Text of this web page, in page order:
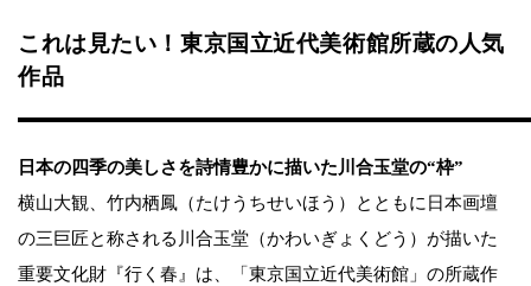
これは見たい！東京国立近代美術館所蔵の人気
作品
日本の四季の美しさを詩情豊かに描いた川合玉堂の“枠”
横山大観、竹内栖鳳（たけうちせいほう）とともに日本画壇
の三巨匠と称される川合玉堂（かわいぎょくどう）が描いた
重要文化財『行く春』は、「東京国立近代美術館」の所蔵作